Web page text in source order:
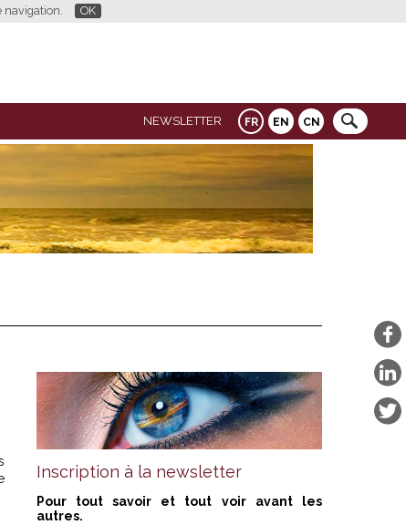
navigation. OK
FR EN CN
NEWSLETTER
Inscription à la newsletter
Pour tout savoir et tout voir avant les
autres.